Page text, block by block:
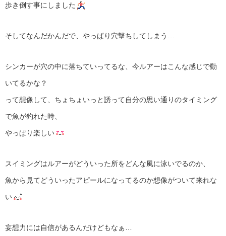
歩き倒す事にしました
そしてなんだかんだで、やっぱり穴撃ちしてしまう…
シンカーが穴の中に落ちていってるな、今ルアーはこんな感じで動
いてるかな？
って想像して、ちょちょいっと誘って自分の思い通りのタイミング
で魚が釣れた時、
やっぱり楽しい
スイミングはルアーがどういった所をどんな風に泳いでるのか、
魚から見てどういったアピールになってるのか想像がついて来れな
い
妄想力には自信があるんだけどもなぁ…